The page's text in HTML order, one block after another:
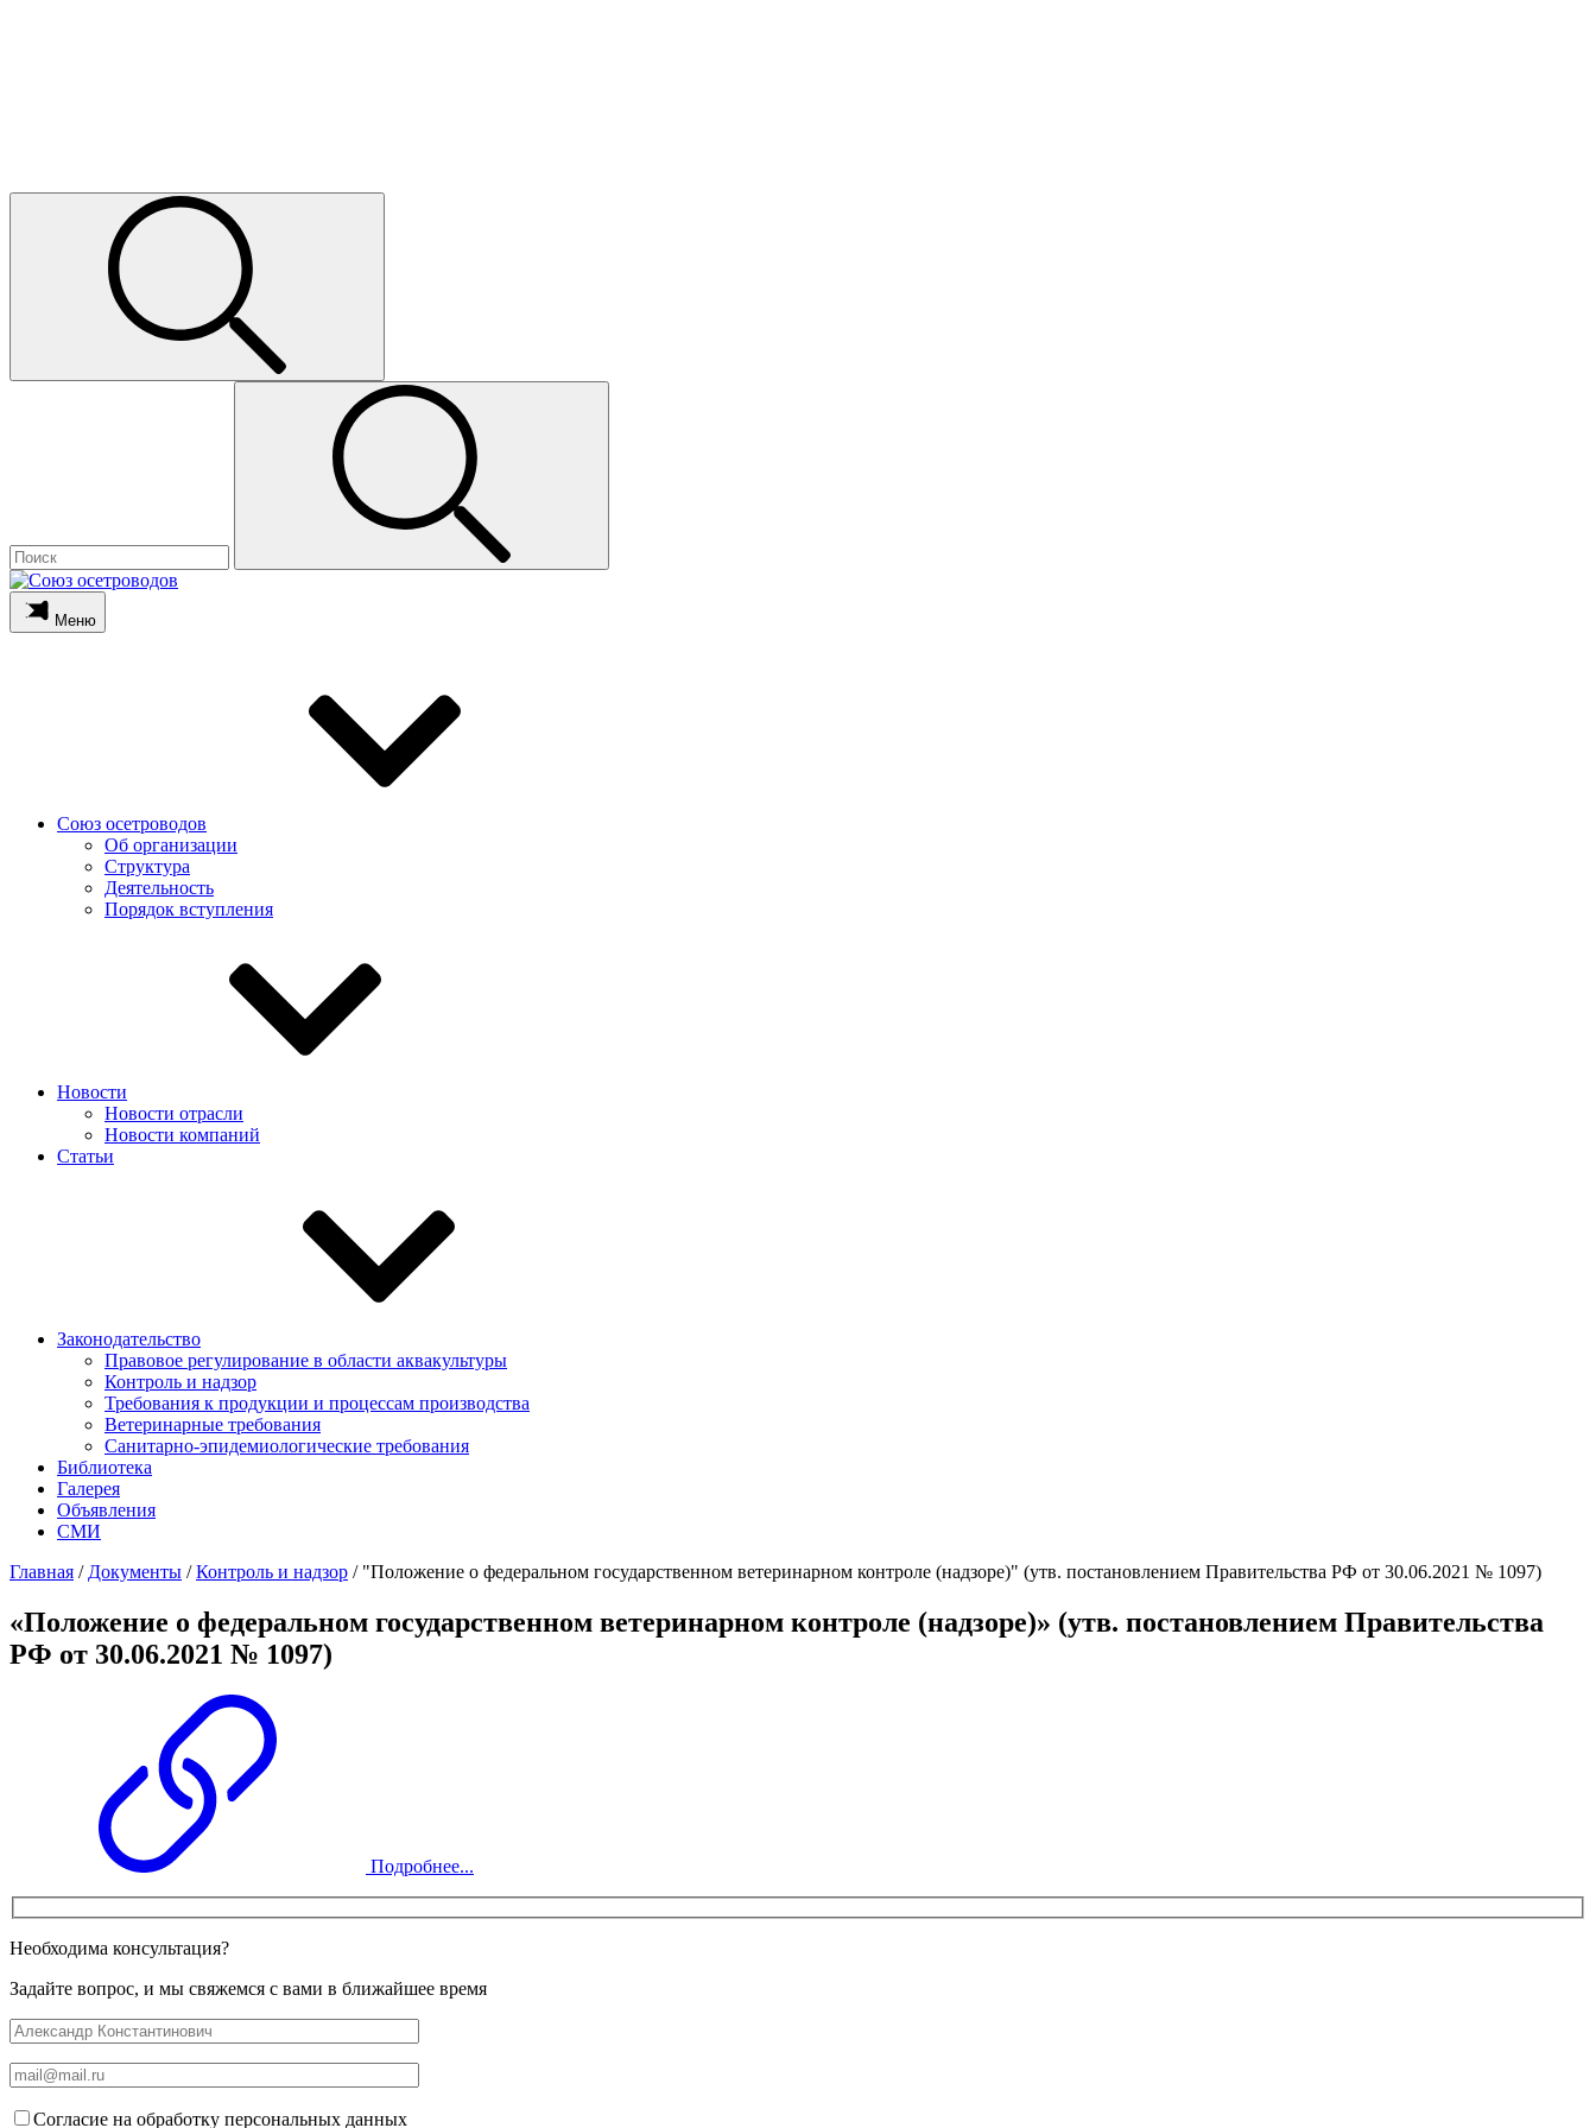
Меню
Союз осетроводов
Об организации
Структура
Деятельность
Порядок вступления
Новости
Новости отрасли
Новости компаний
Статьи
Законодательство
Правовое регулирование в области аквакультуры
Контроль и надзор
Требования к продукции и процессам производства
Ветеринарные требования
Санитарно-эпидемиологические требования
Библиотека
Галерея
Объявления
СМИ
Главная / Документы /Контроль и надзор / "Положение о федеральном государственном ветеринарном контроле (надзоре)" (утв. постановлением Правительства РФ от 30.06.2021 № 1097)
«Положение о федеральном государственном ветеринарном контроле (надзоре)» (утв. постановлением Правительства
РФ от 30.06.2021 № 1097)
Подробнее...
Необходима консультация?
Задайте вопрос, и мы свяжемся с вами в ближайшее время
Согласие на обработку персональных данных